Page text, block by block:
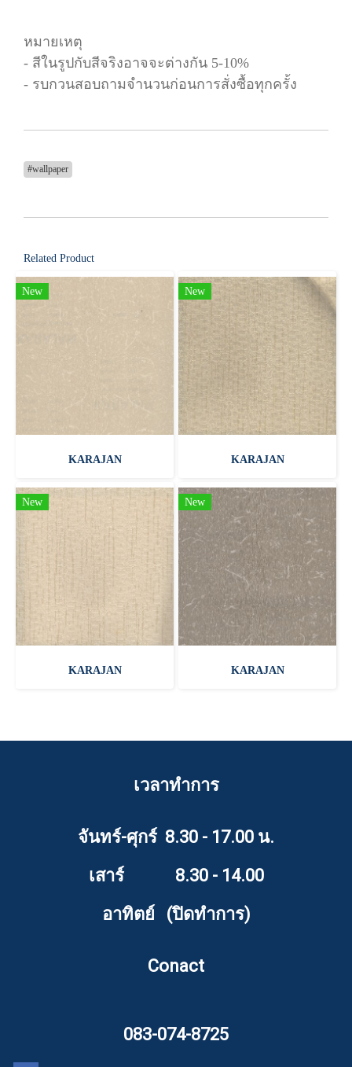
หมายเหตุ
- สีในรูปกับสีจริงอาจจะต่างกัน 5-10%
- รบกวนสอบถามจำนวนก่อนการสั่งซื้อทุกครั้ง
#wallpaper
Related Product
New
KARAJAN
New
KARAJAN
New
KARAJAN
New
KARAJAN
เวลาทำการ
จันทร์-ศุกร์ 8.30 - 17.00 น.
เสาร์ 8.30 - 14.00
อาทิตย์ (ปิดทำการ)
Conact
083-074-8725